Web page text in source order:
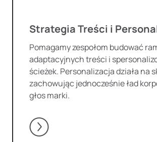
Strategia Treści i
Pomagamy zespołom budować
adaptacyjnych treści i
ścieżek. Personalizacja działa na
zachowując jednocześnie ład
głos marki.